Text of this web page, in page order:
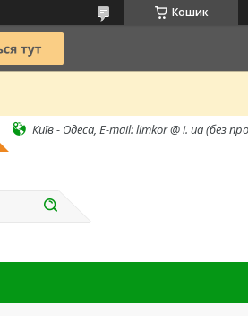
Кошик
Київ - Одеса, E-mail: limkor @ i. ua (без